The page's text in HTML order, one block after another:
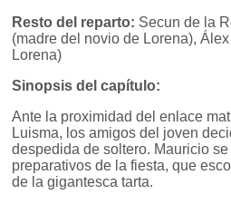
Resto del reparto: Secun de la
(madre del novio de Lorena),
Lorena)
Sinopsis del capítulo:
Ante la proximidad del enlace
Luisma, los amigos del joven
despedida de soltero. Mauricio
preparativos de la fiesta, que
de la gigantesca tarta.